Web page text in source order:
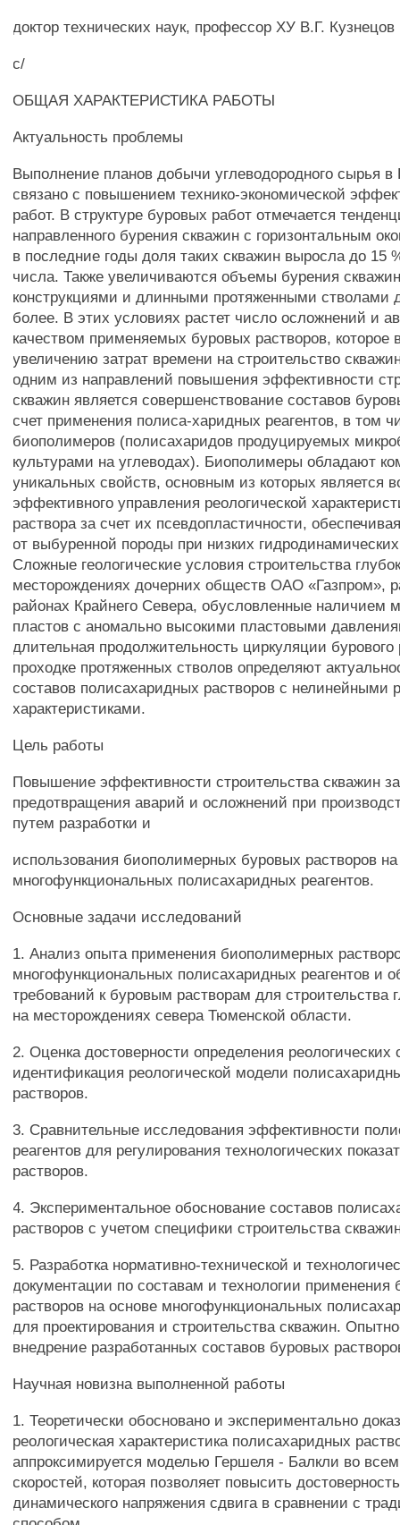
доктор технических наук, профессор ХУ В.Г. Кузнецов
с/
ОБЩАЯ ХАРАКТЕРИСТИКА РАБОТЫ
Актуальность проблемы
Выполнение планов добычи углеводородного сырья
связано с повышением технико-экономической
работ. В структуре буровых работ отмечается
направленного бурения скважин с горизонтальным
в последние годы доля таких скважин выросла до 15
числа. Также увеличиваются объемы бурения
конструкциями и длинными протяженными стволами
более. В этих условиях растет число осложнений и
качеством применяемых буровых растворов, которое
увеличению затрат времени на строительство
одним из направлений повышения эффективности
скважин является совершенствование составов
счет применения полиса-харидных реагентов, в том
биополимеров (полисахаридов продуцируемых
культурами на углеводах). Биополимеры обладают
уникальных свойств, основным из которых является
эффективного управления реологической
раствора за счет их псевдопластичности,
от выбуренной породы при низких
Сложные геологические условия строительства
месторождениях дочерних обществ ОАО «Газпром»,
районах Крайнего Севера, обусловленные наличием
пластов с аномально высокими пластовыми
длительная продолжительность циркуляции бурового
проходке протяженных стволов определяют
составов полисахаридных растворов с нелинейными
характеристиками.
Цель работы
Повышение эффективности строительства скважин
предотвращения аварий и осложнений при
путем разработки и
использования биополимерных буровых растворов
многофункциональных полисахаридных реагентов.
Основные задачи исследований
1. Анализ опыта применения биополимерных
многофункциональных полисахаридных реагентов и
требований к буровым растворам для строительства
на месторождениях севера Тюменской области.
2. Оценка достоверности определения реологических
идентификация реологической модели
растворов.
3. Сравнительные исследования эффективности
реагентов для регулирования технологических
растворов.
4. Экспериментальное обоснование составов
растворов с учетом специфики строительства
5. Разработка нормативно-технической и
документации по составам и технологии применения
растворов на основе многофункциональных
для проектирования и строительства скважин.
внедрение разработанных составов буровых
Научная новизна выполненной работы
1. Теоретически обосновано и экспериментально
реологическая характеристика полисахаридных
аппроксимируется моделью Гершеля - Балкли во
скоростей, которая позволяет повысить
динамического напряжения сдвига в сравнении с